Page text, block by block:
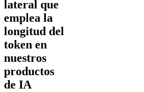
lateral que
emplea la
longitud del
token en
nuestros
productos
de IA